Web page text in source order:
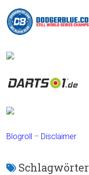
Blogroll – Disclaimer
Schlagwörter